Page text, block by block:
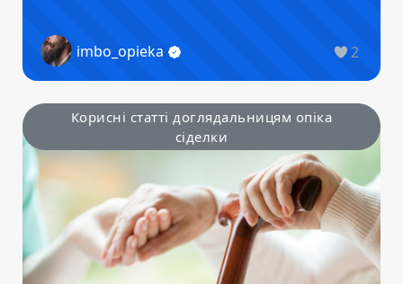
2
imbo_opieka
Корисні статті доглядальницям опіка
сіделки